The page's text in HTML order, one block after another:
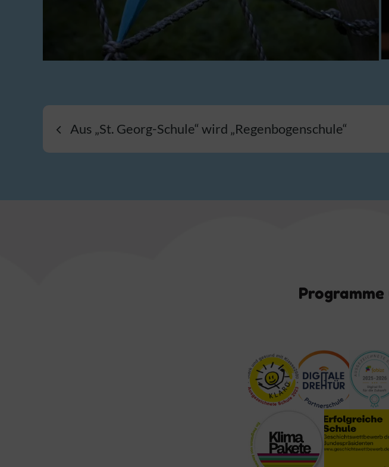
Beitragsnavigation
Aus „St. Georg-Schule“ wird „Regenbogenschule“